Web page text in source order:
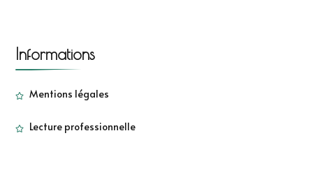
Informations
Mentions légales
Lecture professionnelle